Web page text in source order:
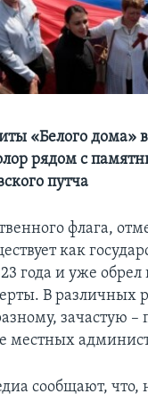
«Белого дома» в
рядом с
путча
флага,
как
года и уже обрел
В различных
зачастую –
местных
сообщают, что,